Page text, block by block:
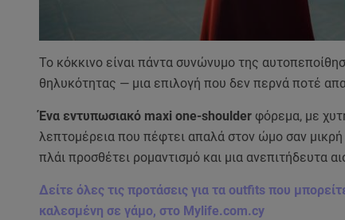
Το κόκκινο είναι πάντα συνώνυμο της
θηλυκότητας — μια επιλογή που δεν περνά ποτέ
Ένα εντυπωσιακό maxi one-shoulder φόρεμα, με
λεπτομέρεια που πέφτει απαλά στον ώμο σαν μικρή
πλάι προσθέτει ρομαντισμό και μια ανεπιτήδευτα
Δείτε όλες τις προτάσεις για τα outfits που
καλεσμένη σε γάμο, στο Mylife.com.cy